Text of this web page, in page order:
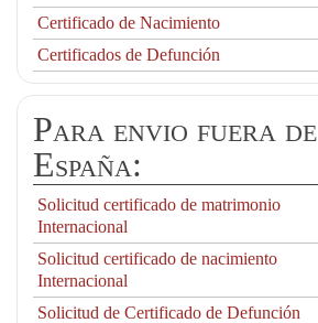
Certificado de Nacimiento
Certificados de Defunción
Para envio fuera de
España:
Solicitud certificado de matrimonio
Internacional
Solicitud certificado de nacimiento
Internacional
Solicitud de Certificado de Defunción